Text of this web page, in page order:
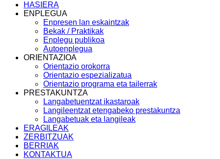
HASIERA
ENPLEGUA
Enpresen lan eskaintzak
Bekak / Praktikak
Enplegu publikoa
Autoenplegua
ORIENTAZIOA
Orientazio orokorra
Orientazio espezializatua
Orientazio programa eta tailerrak
PRESTAKUNTZA
Langabetuentzat ikastaroak
Langileentzat etengabeko prestakuntza
Langabetuak eta langileak
ERAGILEAK
ZERBITZUAK
BERRIAK
KONTAKTUA